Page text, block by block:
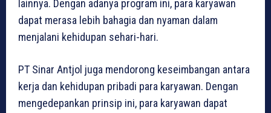
lainnya. Dengan adanya program ini, para karyawan
dapat merasa lebih bahagia dan nyaman dalam
menjalani kehidupan sehari-hari.
PT Sinar Antjol juga mendorong keseimbangan antara
kerja dan kehidupan pribadi para karyawan. Dengan
mengedepankan prinsip ini, para karyawan dapat